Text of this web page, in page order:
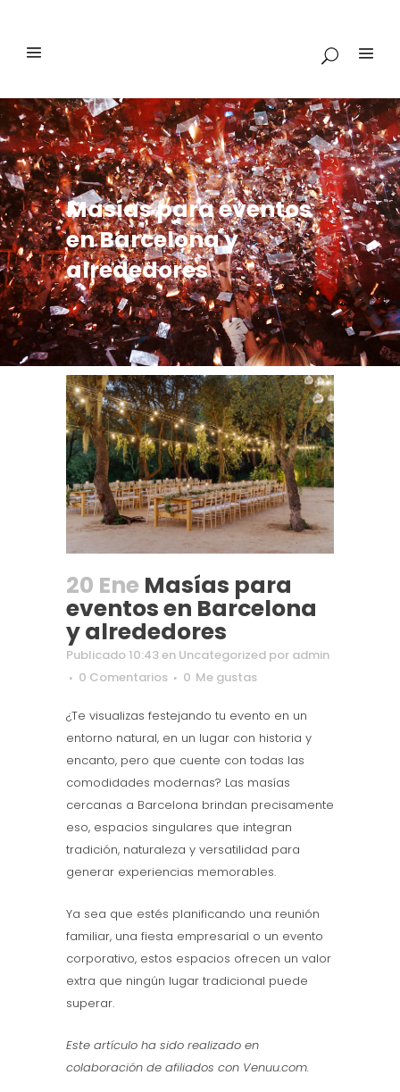
Masías para eventos
en Barcelona y
alrededores
20 Ene Masías para
eventos en Barcelona
y alrededores
Publicado 10:43en Uncategorized por admin
0 Comentarios
0 Me gustas
¿Te visualizas festejando tu evento en un
entorno natural, en un lugar con historia y
encanto, pero que cuente con todas las
comodidades modernas? Las masías
cercanas a Barcelona brindan precisamente
eso, espacios singulares que integran
tradición, naturaleza y versatilidad para
generar experiencias memorables.
Ya sea que estés planificando una reunión
familiar, una fiesta empresarial o un evento
corporativo, estos espacios ofrecen un valor
extra que ningún lugar tradicional puede
superar.
Este artículo ha sido realizado en
colaboración de afiliados con Venuu.com.